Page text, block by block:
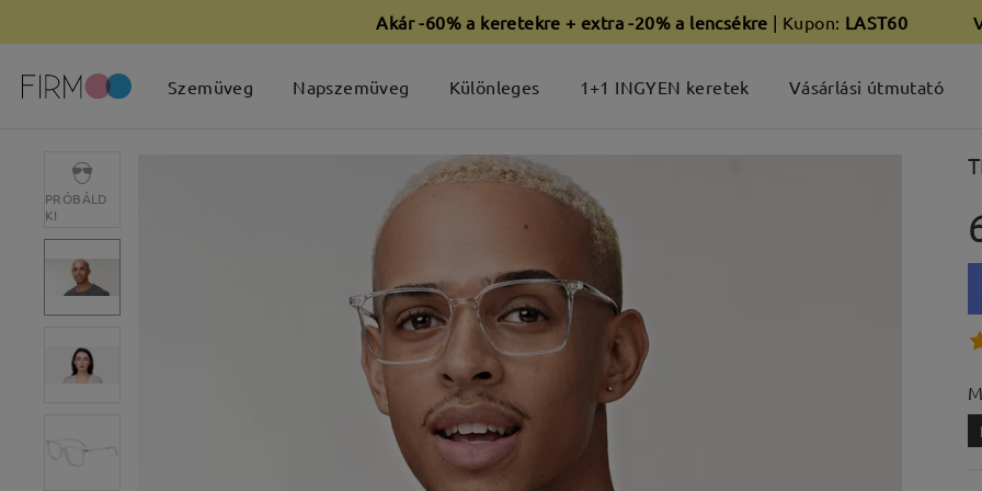
Akár -60% a keretekre + extra -20% a lencsékre | Kupon: LAST60
Szemüveg Napszemüveg Különleges 1+1 INGYEN keretek Vásárlási útmutató
PRÓBÁLD
KI